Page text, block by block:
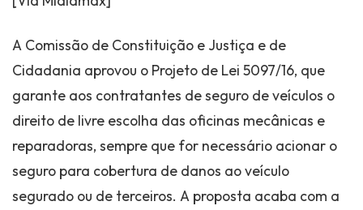
A Comissão de Constituição e Justiça e de
Cidadania aprovou o Projeto de Lei 5097/16, que
garante aos contratantes de seguro de veículos o
direito de livre escolha das oficinas mecânicas e
reparadoras, sempre que for necessário acionar o
seguro para cobertura de danos ao veículo
segurado ou de terceiros. A proposta acaba com a